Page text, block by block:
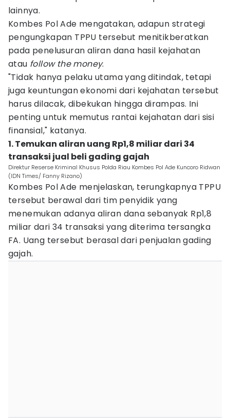
lainnya.
Kombes Pol Ade mengatakan, adapun strategi
pengungkapan TPPU tersebut menitikberatkan
pada penelusuran aliran dana hasil kejahatan
atau follow the money.
"Tidak hanya pelaku utama yang ditindak, tetapi
juga keuntungan ekonomi dari kejahatan tersebut
harus dilacak, dibekukan hingga dirampas. Ini
penting untuk memutus rantai kejahatan dari sisi
finansial," katanya.
1. Temukan aliran uang Rp1,8 miliar dari 34
transaksi jual beli gading gajah
Direktur Reserse Kriminal Khusus Polda Riau Kombes Pol Ade Kuncoro Ridwan
(IDN Times/ Fanny Rizano)
Kombes Pol Ade menjelaskan, terungkapnya TPPU
tersebut berawal dari tim penyidik yang
menemukan adanya aliran dana sebanyak Rp1,8
miliar dari 34 transaksi yang diterima tersangka
FA. Uang tersebut berasal dari penjualan gading
gajah.